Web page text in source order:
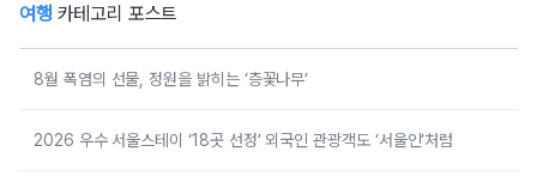
여행 카테고리 포스트
8월 폭염의 선물, 정원을 밝히는 ‘층꽃나무’
2026 우수 서울스테이 ‘18곳 선정’ 외국인 관광객도 ‘서울인’처럼